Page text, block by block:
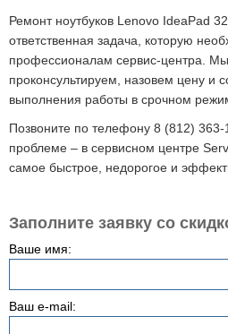
Ремонт ноутбуков Lenovo IdeaPad
ответственная задача, которую
профессионалам сервис-центра. Мы
проконсультируем, назовем цену и
выполнения работы в срочном
Позвоните по телефону 8 (812)
проблеме – в сервисном центре
самое быстрое, недорогое и
Заполните заявку со
Ваше имя:
Ваш e-mail: